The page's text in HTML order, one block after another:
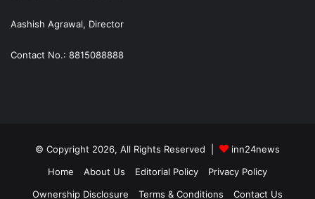
Aashish Agrawal, Director
Contact No.: 8815088888
© Copyright 2026, All Rights Reserved |
inn24news
Home
About Us Editorial Policy
Privacy Policy
Ownership Disclosure
Terms & Conditions Contact Us